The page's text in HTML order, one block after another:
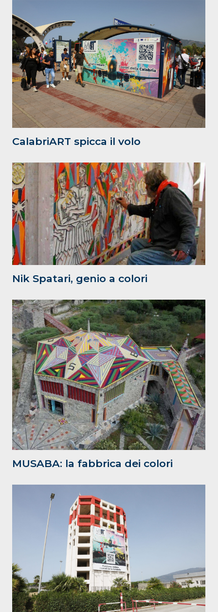
CalabriART spicca il volo
Nik Spatari, genio a colori
MUSABA: la fabbrica dei colori